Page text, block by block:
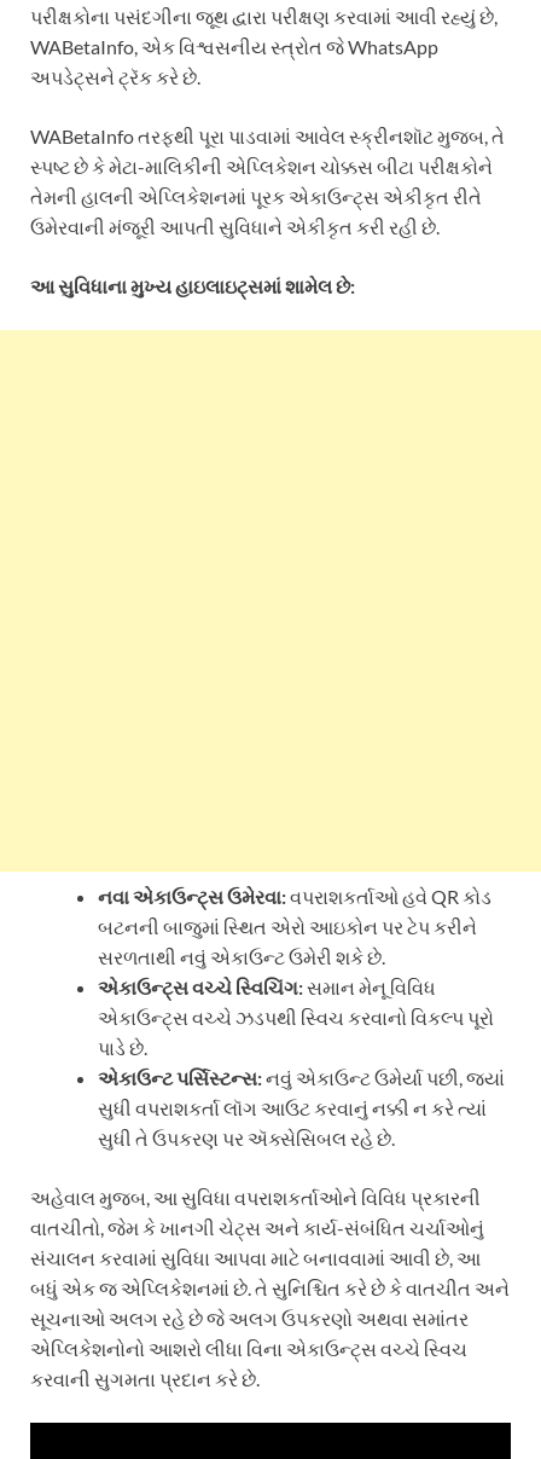
પરીક્ષકોના પસંદગીના જૂથ દ્વારા પરીક્ષણ કરવામાં આવી રહ્યું છે,
WABetaInfo, એક વિશ્વસનીય સ્ત્રોત જે WhatsApp
અપડેટ્સને ટ્રૅક કરે છે.
WABetaInfo તરફથી પૂરા પાડવામાં આવેલ સ્ક્રીનશૉટ મુજબ, તે
સ્પષ્ટ છે કે મેટા-માલિકીની એપ્લિકેશન ચોક્કસ બીટા પરીક્ષકોને
તેમની હાલની એપ્લિકેશનમાં પૂરક એકાઉન્ટ્સ એકીકૃત રીતે
ઉમેરવાની મંજૂરી આપતી સુવિધાને એકીકૃત કરી રહી છે.
આ સુવિધાના મુખ્ય હાઇલાઇટ્સમાં શામેલ છે:
નવા એકાઉન્ટ્સ ઉમેરવા:વપરાશકર્તાઓ હવે QR કોડ
બટનની બાજુમાં સ્થિત એરો આઇકોન પર ટેપ કરીને
સરળતાથી નવું એકાઉન્ટ ઉમેરી શકે છે.
એકાઉન્ટ્સ વચ્ચે સ્વિચિંગ:સમાન મેનૂ વિવિધ
એકાઉન્ટ્સ વચ્ચે ઝડપથી સ્વિચ કરવાનો વિકલ્પ પૂરો
પાડે છે.
એકાઉન્ટ પર્સિસ્ટન્સ:નવું એકાઉન્ટ ઉમેર્યા પછી, જ્યાં
સુધી વપરાશકર્તા લૉગ આઉટ કરવાનું નક્કી ન કરે ત્યાં
સુધી તે ઉપકરણ પર ઍક્સેસિબલ રહે છે.
અહેવાલ મુજબ, આ સુવિધા વપરાશકર્તાઓને વિવિધ પ્રકારની
વાતચીતો, જેમ કે ખાનગી ચેટ્સ અને કાર્ય-સંબંધિત ચર્ચાઓનું
સંચાલન કરવામાં સુવિધા આપવા માટે બનાવવામાં આવી છે, આ
બધું એક જ એપ્લિકેશનમાં છે. તે સુનિશ્ચિત કરે છે કે વાતચીત અને
સૂચનાઓ અલગ રહે છે જે અલગ ઉપકરણો અથવા સમાંતર
એપ્લિકેશનોનો આશરો લીધા વિના એકાઉન્ટ્સ વચ્ચે સ્વિચ
કરવાની સુગમતા પ્રદાન કરે છે.